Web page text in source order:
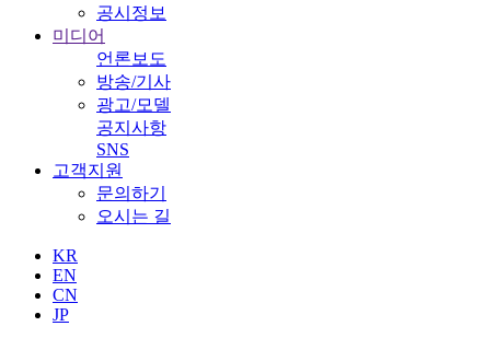
공시정보
미디어
언론보도
방송/기사
광고/모델
공지사항
SNS
고객지원
문의하기
오시는 길
KR
EN
CN
JP